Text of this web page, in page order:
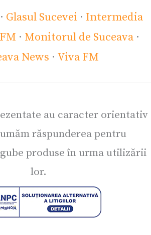
· Glasul Sucevei · Intermedia
· Monitorul de Suceava ·
News · Viva FM
au caracter orientativ
răspunderea pentru
produse în urma utilizării
lor.